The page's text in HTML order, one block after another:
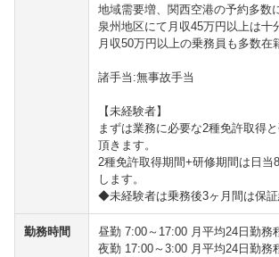
地域需要増、関西空港の予約多数
泉州地区にて月収45万円以上は十
月収50万円以上の乗務員も多数在
諸手当:無事故手当
【未経験者】
まずは業務に必要な2種免許取得
頂きます。
2種免許取得期間+研修期間は日当
します。
◆未経験者は乗務後3ヶ月間は保
勤務時間
昼勤 7:00～17:00 月平均24日勤務
夜勤 17:00～3:00 月平均24日勤務